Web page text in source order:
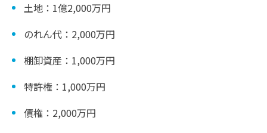
土地：1億2,000万円
のれん代：2,000万円
棚卸資産：1,000万円
特許権：1,000万円
債権：2,000万円